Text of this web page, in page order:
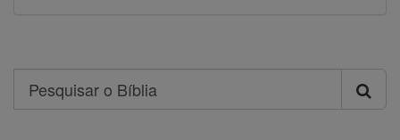
Search
Pesquisar